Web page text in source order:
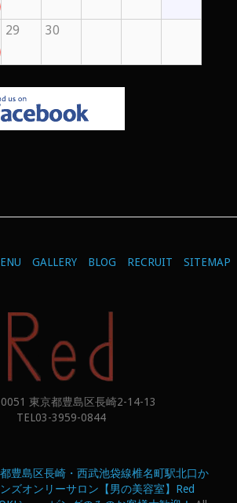
29 30
GALLERY BLOG RECRUIT SITEMAP
東京都豊島区長崎2-14-13
TEL03-3959-0844
豊島区長崎・西武池袋線椎名町駅北口か
ズオンリーサロン【男の美容室】Red